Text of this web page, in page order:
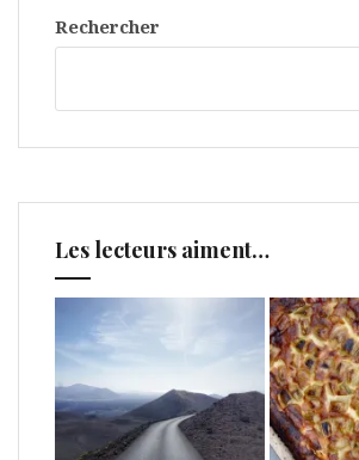
Rechercher
Les lecteurs aiment…